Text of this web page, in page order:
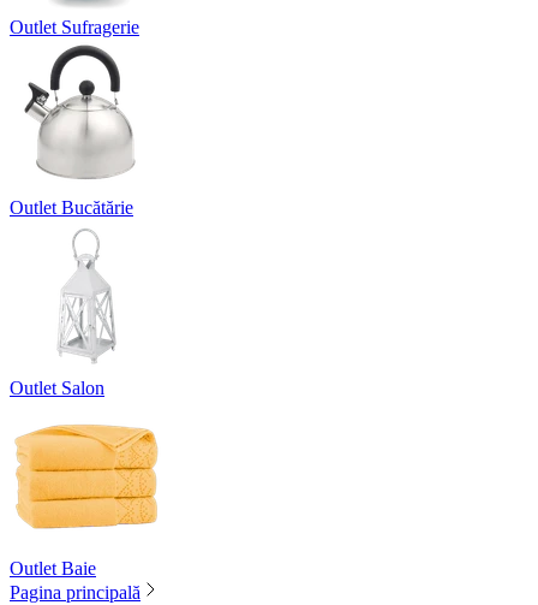
Outlet Sufragerie
Outlet Bucătărie
Outlet Salon
Outlet Baie
Pagina principală